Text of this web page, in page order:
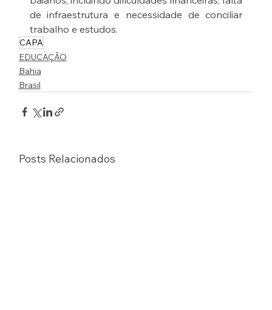
de infraestrutura e necessidade de conciliar
trabalho e estudos.
CAPA
EDUCAÇÃO
Bahia
Brasil
Posts Relacionados